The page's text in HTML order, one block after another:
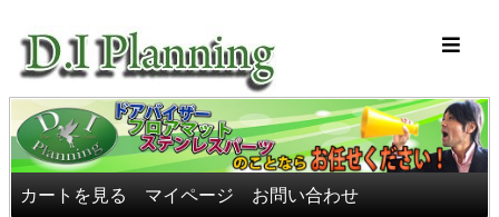
カートを見る マイページ お問い合わせ